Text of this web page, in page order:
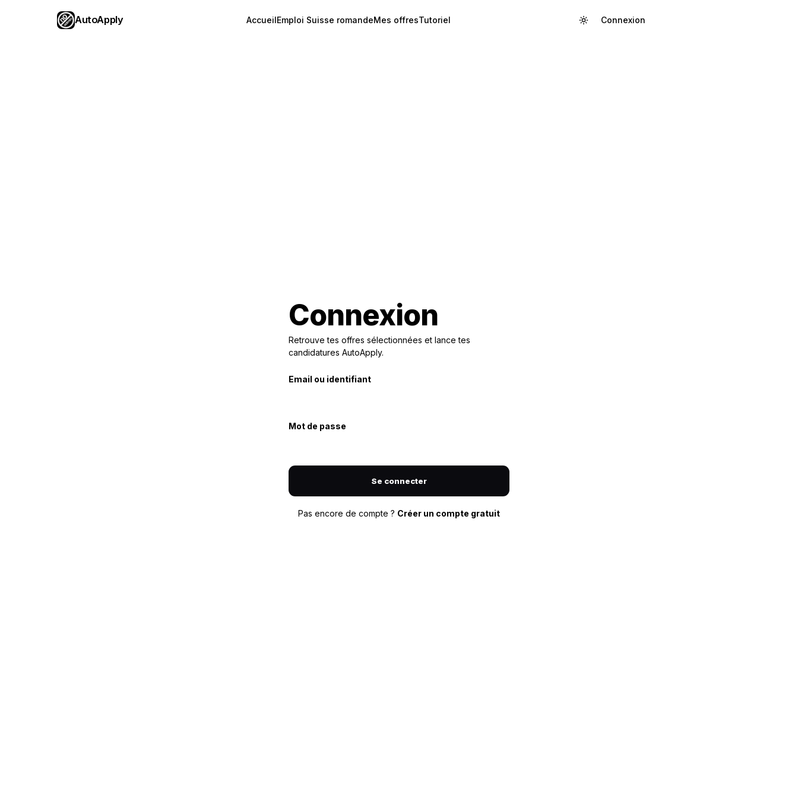
AutoApply AccueilEmploi Suisse romandeMes offresTutoriel Connexion
Connexion
Retrouve tes offres sélectionnées et lance tes
candidatures AutoApply.
Email ou identifiant
Mot de passe
Se connecter
Pas encore de compte ? Créer un compte gratuit